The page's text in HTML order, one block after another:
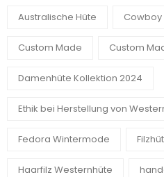
Australische Hüte Cowboy
Custom Made Custom
Damenhüte Kollektion 2024
Ethik bei Herstellung von
Fedora Wintermode
Haarfilz Westernhüte